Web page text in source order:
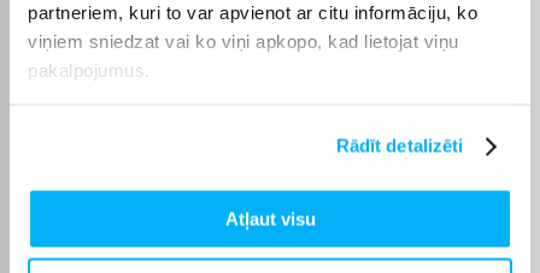
partneriem, kuri to var apvienot ar citu informāciju, ko
viņiem sniedzat vai ko viņi apkopo, kad lietojat viņu
pakalpojumus.
Rādīt detalizēti
Atļaut visu
Preces apraksts
siltuma un mitruma atgūšanas funkciju tīrs gaiss un
enerģijas taupīšana
entalpijas
siltummainismitrumu